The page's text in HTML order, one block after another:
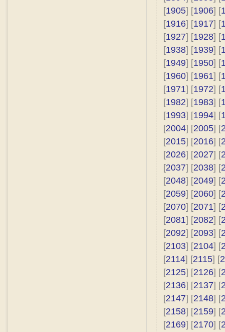
[1905] [1906] [
[1916] [1917] [
[1927] [1928] [
[1938] [1939] [
[1949] [1950] [
[1960] [1961] [
[1971] [1972] [
[1982] [1983] [
[1993] [1994] [
[2004] [2005] [
[2015] [2016] [
[2026] [2027] [
[2037] [2038] [
[2048] [2049] [
[2059] [2060] [
[2070] [2071] [
[2081] [2082] [
[2092] [2093] [
[2103] [2104] [
[2114] [2115] [
[2125] [2126] [
[2136] [2137] [
[2147] [2148] [
[2158] [2159] [
[2169] [2170] [